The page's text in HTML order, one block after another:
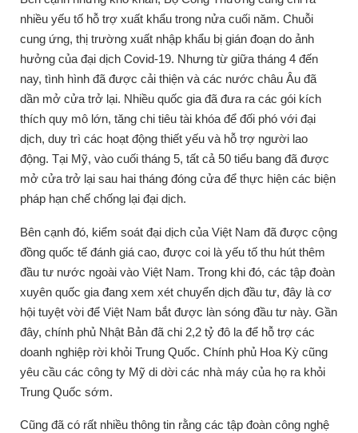
nhiều yếu tố hỗ trợ xuất khẩu trong nửa cuối năm. Chuỗi
cung ứng, thị trường xuất nhập khẩu bị gián đoạn do ảnh
hưởng của đại dịch Covid-19. Nhưng từ giữa tháng 4 đến
nay, tình hình đã được cải thiện và các nước châu Âu đã
dần mở cửa trở lại. Nhiều quốc gia đã đưa ra các gói kích
thích quy mô lớn, tăng chi tiêu tài khóa để đối phó với đại
dịch, duy trì các hoạt động thiết yếu và hỗ trợ người lao
động. Tại Mỹ, vào cuối tháng 5, tất cả 50 tiểu bang đã được
mở cửa trở lại sau hai tháng đóng cửa để thực hiện các biện
pháp hạn chế chống lại đại dịch.
Bên cạnh đó, kiểm soát đại dịch của Việt Nam đã được cộng
đồng quốc tế đánh giá cao, được coi là yếu tố thu hút thêm
đầu tư nước ngoài vào Việt Nam. Trong khi đó, các tập đoàn
xuyên quốc gia đang xem xét chuyển dịch đầu tư, đây là cơ
hội tuyệt vời để Việt Nam bắt được làn sóng đầu tư này. Gần
đây, chính phủ Nhật Bản đã chi 2,2 tỷ đô la để hỗ trợ các
doanh nghiệp rời khỏi Trung Quốc. Chính phủ Hoa Kỳ cũng
yêu cầu các công ty Mỹ di dời các nhà máy của họ ra khỏi
Trung Quốc sớm.
Cũng đã có rất nhiều thông tin rằng các tập đoàn công nghệ